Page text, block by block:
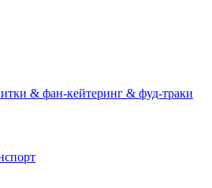
& фан-кейтеринг & фуд-траки